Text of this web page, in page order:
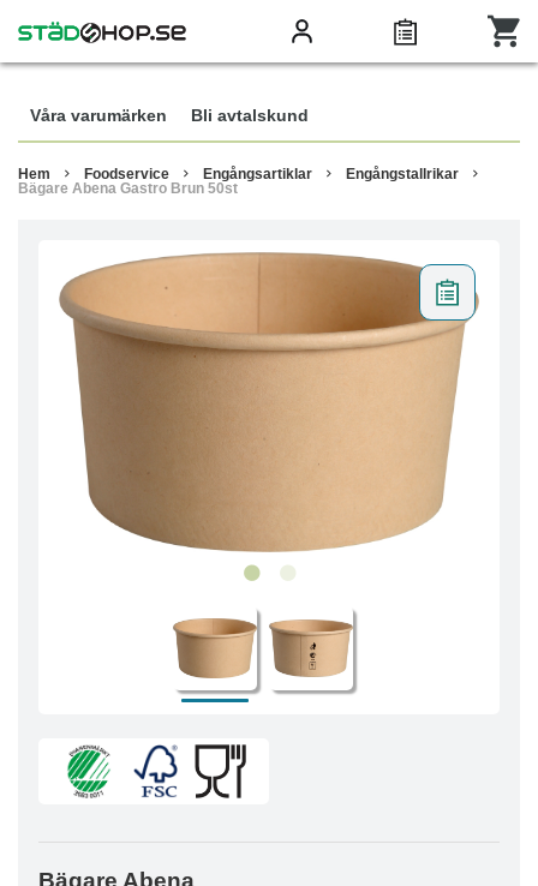
Våra varumärken Bli avtalskund
Hem Foodservice Engångsartiklar
Engångstallrikar
Bägare Abena Gastro Brun 50st
Bägare Abena